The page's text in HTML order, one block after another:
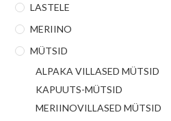
LASTELE
MERIINO
MÜTSID
ALPAKA VILLASED MÜTSID
KAPUUTS-MÜTSID
MERIINOVILLASED MÜTSID